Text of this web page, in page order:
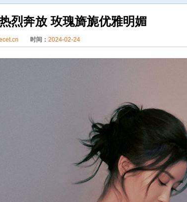
烈奔放 玫瑰旖旎优雅明媚
时间： 2024-02-24